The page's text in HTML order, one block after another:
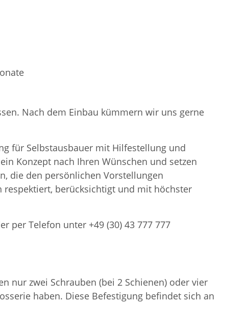
Nach dem Einbau kümmern wir uns gerne
für Selbstausbauer mit Hilfestellung und
Konzept nach Ihren Wünschen und setzen
die den persönlichen Vorstellungen
berücksichtigt und mit höchster
per Telefon unter +49 (30) 43 777 777
nur zwei Schrauben (bei 2 Schienen) oder vier
haben. Diese Befestigung befindet sich an